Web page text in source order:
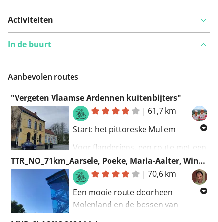
Activiteiten
In de buurt
Aanbevolen routes
"Vergeten Vlaamse Ardennen kuitenbijters"
| 61,7 km
Start: het pittoreske Mullem
Voor flanderiens, een route met een
aantal "vergeten" Vlaamse
Ardennen kuitenbijters!
Boskant-Ename / Boembekestraat-
Volkegem / Vlaamse Ardennendreef-
Leupegem / Kapelberg-Varentberg-
TTR_NO_71km_Aarsele, Poeke, Maria-Aalter, Wingene, Koolskamp
|70,6 km
Een mooie route doorheen
Molenland en de bossen van
Beernem. Uitermate geschikt voor